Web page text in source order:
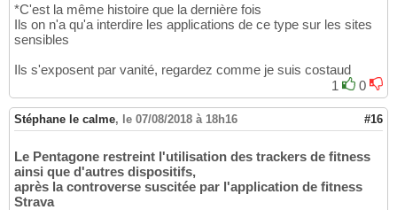
*C'est la même histoire que la dernière fois
Ils on n'a qu'a interdire les applications de ce type sur les sites
sensibles
Ils s'exposent par vanité, regardez comme je suis costaud
1
0
Stéphane le calme, le 07/08/2018 à 18h16 #16
Le Pentagone restreint l'utilisation des trackers de fitness
ainsi que d'autres dispositifs,
après la controverse suscitée par l'application de fitness
Strava